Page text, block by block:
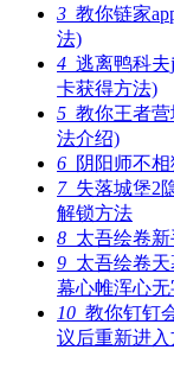
3 教你链家
法)
4 逃离鸭科
卡获得方法)
5 教你王者
法介绍)
6 阴阳师不
7失落城堡2
解锁方法
8 太吾绘卷
9 太吾绘卷
幕心帷浑心
10 教你钉钉
议后重新进